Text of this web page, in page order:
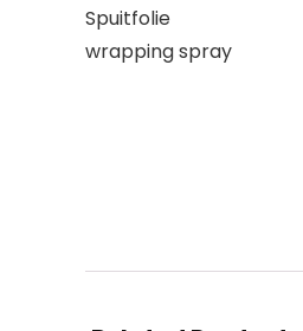
Spuitfolie
wrapping spray